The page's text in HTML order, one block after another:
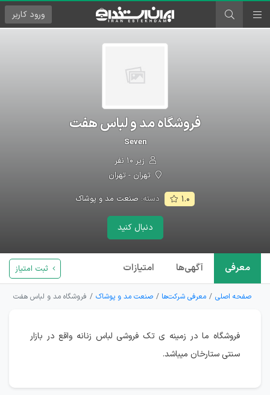
ورود کاربر
فروشگاه مد و لباس هفت
Seven
زیر ۱۰ نفر
تهران - تهران
۱.۰ دسته: صنعت مد و پوشاک
دنبال کنید
معرفی آگهی‌ها امتیازات ثبت امتیاز
صفحه اصلی معرفی شرکت‌ها صنعت مد و پوشاک فروشگاه مد و لباس هفت
فروشگاه ما در زمینه ی تک فروشی لباس زنانه واقع در بازار
سنتی ستارخان میباشد.